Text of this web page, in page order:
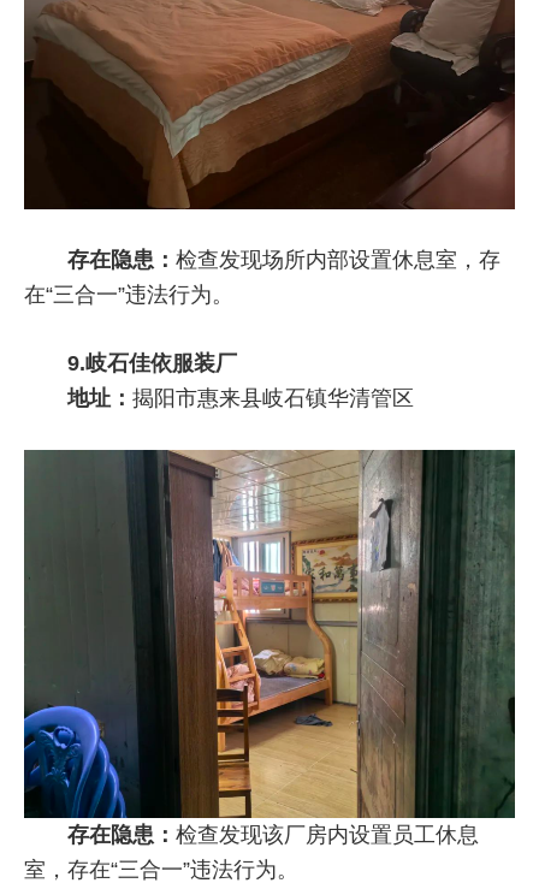
存在隐患： 检查发现场所内部设置休息室，存
在“三合一”违法行为。
9.岐石佳依服装厂
地址： 揭阳市惠来县岐石镇华清管区
存在隐患： 检查发现该厂房内设置员工休息
室，存在“三合一”违法行为。